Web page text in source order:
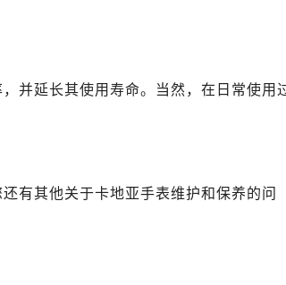
并延长其使用寿命。当然，在日常使用
有其他关于卡地亚手表维护和保养的问